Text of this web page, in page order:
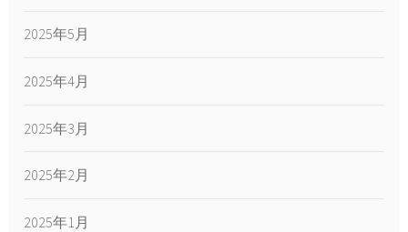
2025年5月
2025年4月
2025年3月
2025年2月
2025年1月